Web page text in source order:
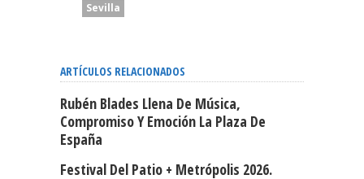
Sevilla
ARTÍCULOS RELACIONADOS
Rubén Blades Llena De Música,
Compromiso Y Emoción La Plaza De
España
Festival Del Patio + Metrópolis 2026.